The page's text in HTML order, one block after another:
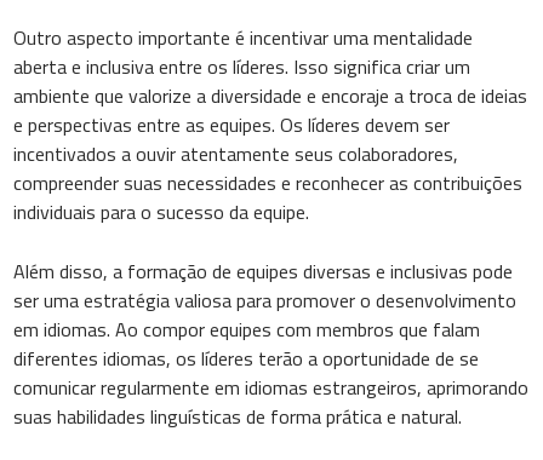
Outro aspecto importante é incentivar uma mentalidade
aberta e inclusiva entre os líderes. Isso significa criar um
ambiente que valorize a diversidade e encoraje a troca de ideias
e perspectivas entre as equipes. Os líderes devem ser
incentivados a ouvir atentamente seus colaboradores,
compreender suas necessidades e reconhecer as contribuições
individuais para o sucesso da equipe.
Além disso, a formação de equipes diversas e inclusivas pode
ser uma estratégia valiosa para promover o desenvolvimento
em idiomas. Ao compor equipes com membros que falam
diferentes idiomas, os líderes terão a oportunidade de se
comunicar regularmente em idiomas estrangeiros, aprimorando
suas habilidades linguísticas de forma prática e natural.